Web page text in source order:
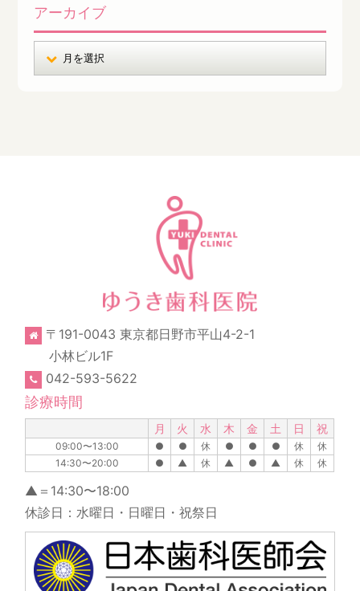
アーカイブ
〒191-0043 東京都日野市平山4-2-1
小林ビル1F
042-593-5622
診療時間
月 火 水 木 金 土 日 祝
09:00〜13:00 ● ● 休 ● ● ● 休
休
14:30〜20:00
● ▲ 休 ▲ ● ▲ 休 休
▲＝14:30〜18:00
休診日：水曜日・日曜日・祝祭日